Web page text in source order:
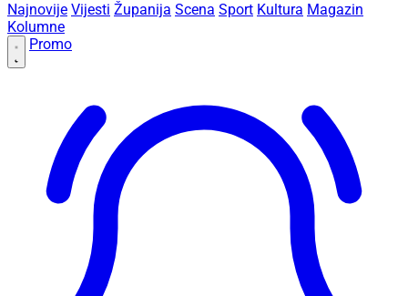
Najnovije Vijesti Županija Scena Sport Kultura Magazin
Kolumne
Promo